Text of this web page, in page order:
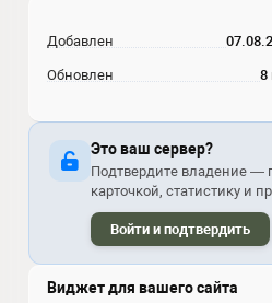
Добавлен
Обновлен 8
Это ваш сервер?
Подтвердите владение —
карточкой, статистику и
Войти и подтвердить
Виджет для вашего сайта